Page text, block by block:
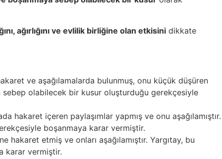
ağırlığını ve evlilik birliğine olan etkisini dikkate
ve aşağılamalarda bulunmuş, onu küçük düşüren
olabilecek bir kusur oluşturduğu gerekçesiyle
hakaret içeren paylaşımlar yapmış ve onu aşağılamıştır.
boşanmaya karar vermiştir.
hakaret etmiş ve onları aşağılamıştır. Yargıtay, bu
karar vermiştir.